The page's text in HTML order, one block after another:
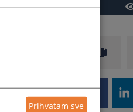
Prihvatam sve